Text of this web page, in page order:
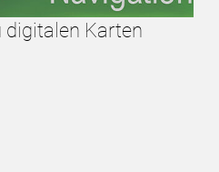
digitalen Karten